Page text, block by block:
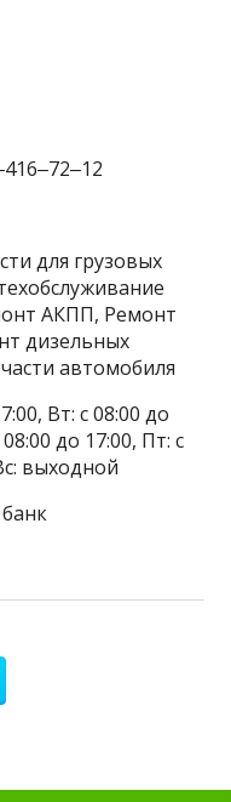
для грузовых
АКПП, Ремонт
дизельных
автомобиля
Вт: с 08:00 до
до 17:00, Пт: с
выходной